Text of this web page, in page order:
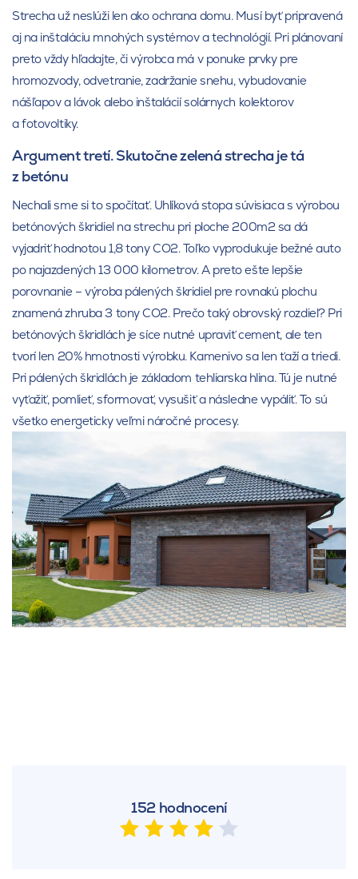
Strecha už neslúži len ako ochrana domu. Musí byť pripravená
aj na inštaláciu mnohých systémov a technológií. Pri plánovaní
preto vždy hľadajte, či výrobca má v ponuke prvky pre
hromozvody, odvetranie, zadržanie snehu, vybudovanie
nášľapov a lávok alebo inštalácií solárnych kolektorov
a fotovoltiky.
Argument tretí. Skutočne zelená strecha je tá
z betónu
Nechali sme si to spočítať. Uhlíková stopa súvisiaca s výrobou
betónových škridiel na strechu pri ploche 200m2 sa dá
vyjadriť hodnotou 1,8 tony CO2. Toľko vyprodukuje bežné auto
po najazdených 13 000 kilometrov. A preto ešte lepšie
porovnanie – výroba pálených škridiel pre rovnakú plochu
znamená zhruba 3 tony CO2. Prečo taký obrovský rozdiel? Pri
betónových škridlách je síce nutné upraviť cement, ale ten
tvorí len 20% hmotnosti výrobku. Kamenivo sa len ťaží a triedi.
Pri pálených škridlách je základom tehliarska hlina. Tú je nutné
vyťažiť, pomlieť, sformovať, vysušiť a následne vypáliť. To sú
všetko energeticky veľmi náročné procesy.
152 hodnocení